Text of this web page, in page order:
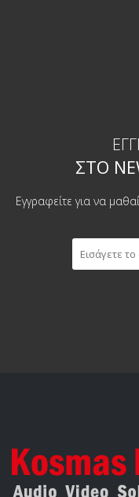
ΣΤΟ
Εγγραφείτε για να